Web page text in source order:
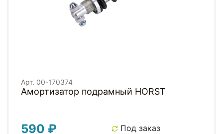
Арт. 00-170374
Амортизатор подрамный HORST
590 ₽ Под заказ